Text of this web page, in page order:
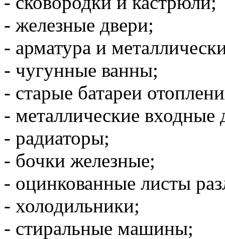
- железные двери;
- арматура и
- чугунные ванны;
- старые батареи
- металлические входные
- радиаторы;
- бочки железные;
- оцинкованные листы
- холодильники;
- стиральные машины;